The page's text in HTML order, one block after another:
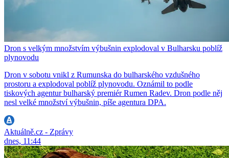
Dron s velkým množstvím výbušnin explodoval v Bulharsku poblíž
plynovodu
Dron v sobotu vnikl z Rumunska do bulharského vzdušného
prostoru a explodoval poblíž plynovodu. Oznámil to podle
tiskových agentur bulharský premiér Rumen Radev. Dron podle něj
nesl velké množství výbušnin, píše agentura DPA.
Aktuálně.cz - Zprávy
dnes, 11:44